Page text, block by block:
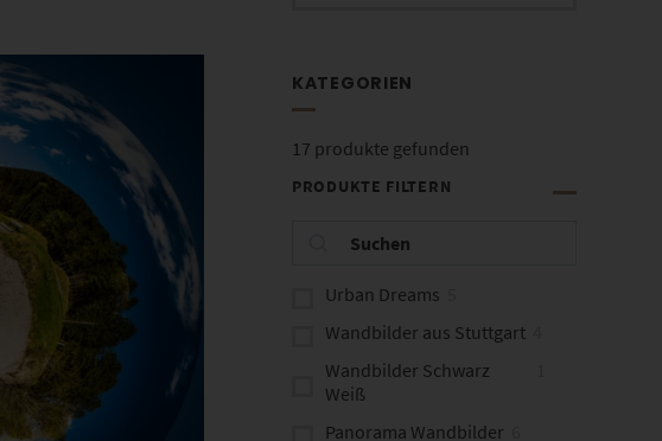
werden
KATEGORIEN
17 produkte gefunden
PRODUKTE FILTERN
Urban Dreams
Wandbilder aus Stuttgart
Wandbilder Schwarz
Weiß
Panorama Wandbilder